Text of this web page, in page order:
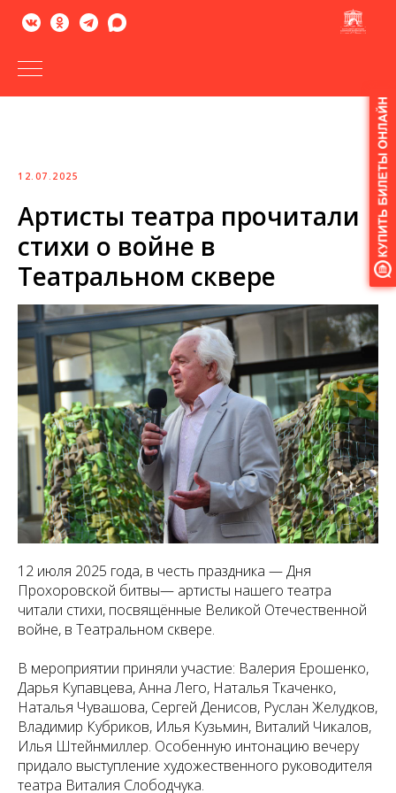
Версия
12.07.2025
Артисты театра прочитали
стихи о войне в
Театральном сквере
12 июля 2025 года, в честь праздника — Дня
Прохоровской битвы— артисты нашего театра
читали стихи, посвящённые Великой Отечественной
войне, в Театральном сквере.
В мероприятии приняли участие: Валерия Ерошенко,
Дарья Купавцева, Анна Лего, Наталья Ткаченко,
Наталья Чувашова, Сергей Денисов, Руслан Желудков,
Владимир Кубриков, Илья Кузьмин, Виталий Чикалов,
Илья Штейнмиллер. Особенную интонацию вечеру
придало выступление художественного руководителя
театра Виталия Слободчука.